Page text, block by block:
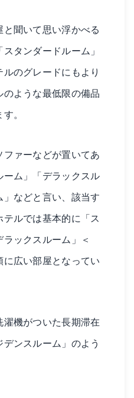
聞いて思い浮かべる
タンダードルーム」
のグレードにもより
ような最低限の備品
。
ァーなどが置いてあ
ム」「デラックスル
などと言い、該当す
ルでは基本的に「ス
ックスルーム」＜
に広い部屋となってい
機がついた長期滞在
ンスルーム」のよう